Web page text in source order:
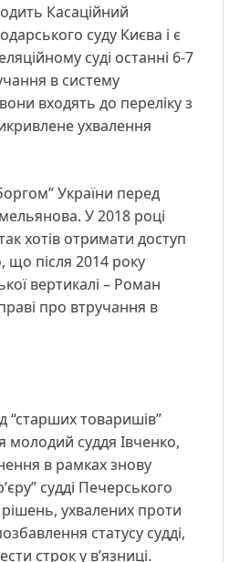
Касаційний
суду Києва і є
суді останні 6-7
в систему
входять до переліку з
ухвалення
України перед
У 2018 році
хотів отримати доступ
що після 2014 року
вертикалі – Роман
про втручання в
“старших товаришів”
молодий суддя Івченко,
в рамках знову
судді Печерського
ухвалених проти
статусу судді,
строк у вʼязниці.